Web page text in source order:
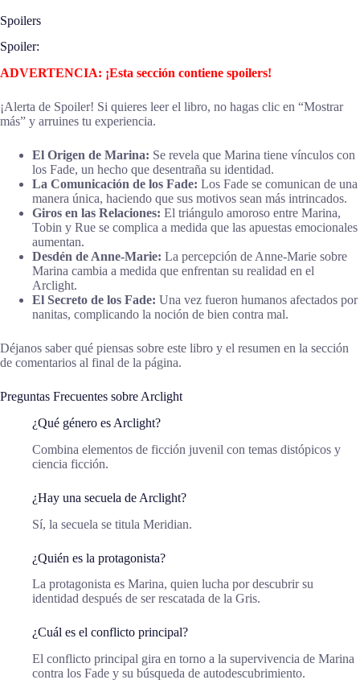
Spoilers
Spoiler:
ADVERTENCIA: ¡Esta sección contiene spoilers!
¡Alerta de Spoiler! Si quieres leer el libro, no hagas clic en “Mostrar
más” y arruines tu experiencia.
El Origen de Marina: Se revela que Marina tiene vínculos con
los Fade, un hecho que desentraña su identidad.
La Comunicación de los Fade: Los Fade se comunican de una
manera única, haciendo que sus motivos sean más intrincados.
Giros en las Relaciones: El triángulo amoroso entre Marina,
Tobin y Rue se complica a medida que las apuestas emocionales
aumentan.
Desdén de Anne-Marie: La percepción de Anne-Marie sobre
Marina cambia a medida que enfrentan su realidad en el
Arclight.
El Secreto de los Fade: Una vez fueron humanos afectados por
nanitas, complicando la noción de bien contra mal.
Déjanos saber qué piensas sobre este libro y el resumen en la sección
de comentarios al final de la página.
Preguntas Frecuentes sobre Arclight
¿Qué género es Arclight?
Combina elementos de ficción juvenil con temas distópicos y
ciencia ficción.
¿Hay una secuela de Arclight?
Sí, la secuela se titula Meridian.
¿Quién es la protagonista?
La protagonista es Marina, quien lucha por descubrir su
identidad después de ser rescatada de la Gris.
¿Cuál es el conflicto principal?
El conflicto principal gira en torno a la supervivencia de Marina
contra los Fade y su búsqueda de autodescubrimiento.